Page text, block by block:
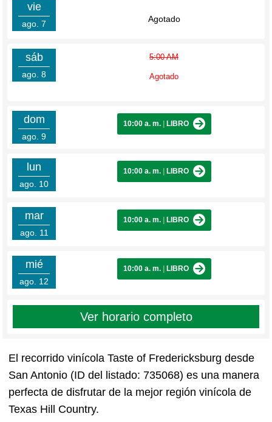
vie
ago. 7 Agotado
sáb
ago. 8
5:00 AM
Agotado
dom
ago. 9
10:00 a. m. LIBRO
lun
ago. 10
10:00 a. m. LIBRO
mar
ago. 11
10:00 a. m. LIBRO
mié
ago. 12
10:00 a. m. LIBRO
Ver horario completo
El recorrido vinícola Taste of Fredericksburg desde
San Antonio (ID del listado: 735068) es una manera
perfecta de disfrutar de la mejor región vinícola de
Texas Hill Country.